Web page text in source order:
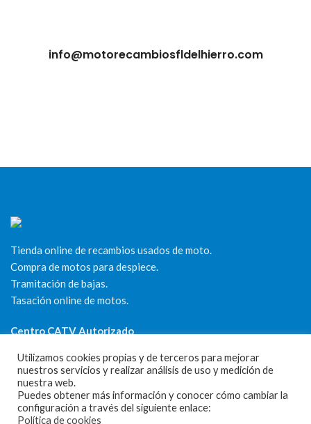
info@motorecambiosfldelhierro.com
Tienda online de recambios usados de moto.
Compra de motos para despiece.
Tramitación de bajas.
Tasación online de motos.
Centro CATV Autorizado
Utilizamos cookies propias y de terceros para mejorar
nuestros servicios y realizar análisis de uso y medición de
nuestra web.
Puedes obtener más información y conocer cómo cambiar la
configuración a través del siguiente enlace:
Política de cookies